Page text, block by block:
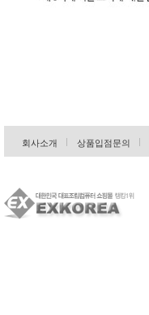
회사소개 상품입점문의